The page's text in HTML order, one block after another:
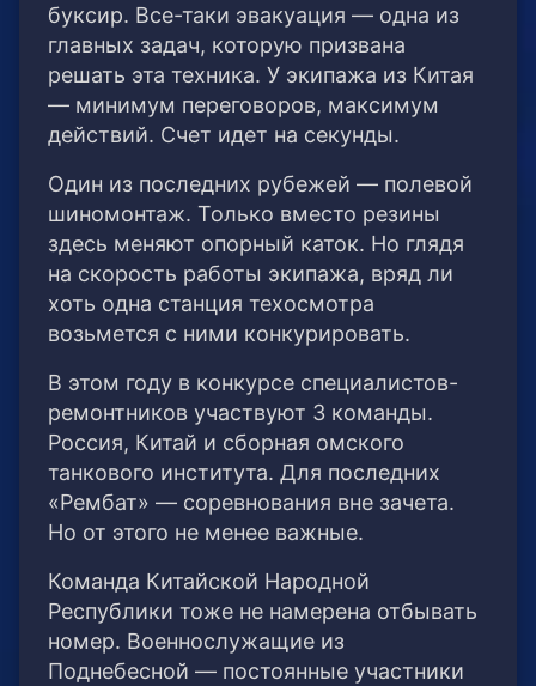
буксир. Все-таки эвакуация — одна из
главных задач, которую призвана
решать эта техника. У экипажа из Китая
— минимум переговоров, максимум
действий. Счет идет на секунды.
Один из последних рубежей — полевой
шиномонтаж. Только вместо резины
здесь меняют опорный каток. Но глядя
на скорость работы экипажа, вряд ли
хоть одна станция техосмотра
возьмется с ними конкурировать.
В этом году в конкурсе специалистов-
ремонтников участвуют 3 команды.
Россия, Китай и сборная омского
танкового института. Для последних
«Рембат» — соревнования вне зачета.
Но от этого не менее важные.
Команда Китайской Народной
Республики тоже не намерена отбывать
номер. Военнослужащие из
Поднебесной — постоянные участники